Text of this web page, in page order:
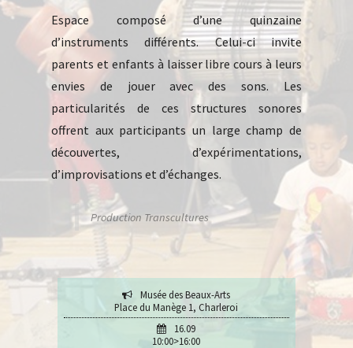
Espace composé d’une quinzaine
d’instruments différents. Celui-ci invite
parents et enfants à laisser libre cours à leurs
envies de jouer avec des sons. Les
particularités de ces structures sonores
offrent aux participants un large champ de
découvertes, d’expérimentations,
d’improvisations et d’échanges.
Production Transcultures
Musée des Beaux-Arts
Place du Manège 1, Charleroi
16.09
10:00>16:00